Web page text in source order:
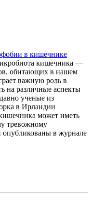
в кишечнике
кишечника —
обитающих в нашем
важную роль в
на различные аспекты
ученые из
в Ирландии
может иметь
тревожному
опубликованы в журнале